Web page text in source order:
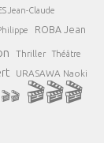
Jean-Claude
ROBA Jean
Thriller Théâtre
URASAWA Naoki
🎬🎬 🎬🎬🎬